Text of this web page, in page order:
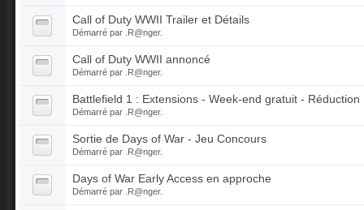
Call of Duty WWII Trailer et Détails
Démarré par .R@nger.
Call of Duty WWII annoncé
Démarré par .R@nger.
Battlefield 1 : Extensions - Week-end gratuit - Réduction
Démarré par .R@nger.
Sortie de Days of War - Jeu Concours
Démarré par .R@nger.
Days of War Early Access en approche
Démarré par .R@nger.